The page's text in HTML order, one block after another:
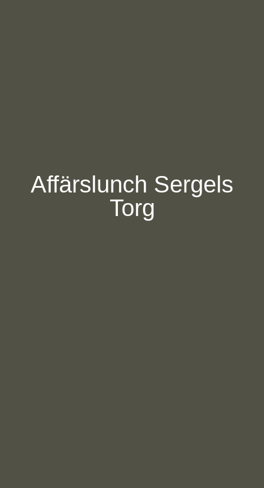
Affärslunch Sergels
Torg